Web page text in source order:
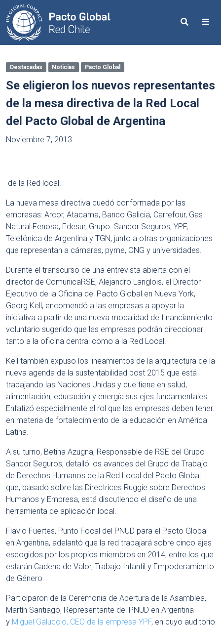
Search
Destacadas Noticias Pacto Global
Se eligieron los nuevos representantes
de la mesa directiva de la Red Local
del Pacto Global de Argentina
Noviembre 7, 2013
de la Red local.
La nueva mesa directiva quedó conformada por las
empresas: Arcor, Atacama, Banco Galicia, Carrefour, Gas
Natural Fenosa, Edesur, Grupo Sancor Seguros, YPF,
Telefónica de Argentina y TGN, junto a otras organizaciones
que representan a cámaras, pyme, ONG y universidades.
Durante el transcurso de una entrevista abierta con el
director de ComunicaRSE, Alejandro Langlois, el Director
Ejecutivo de la Oficina del Pacto Global en Nueva York,
Georg Kell, encomendó a las empresas a apoyar la
iniciativa a partir de una nueva modalidad de financiamiento
voluntario sugerido que las empresas podrán direccionar
tanto a la oficina central como a la Red Local.
Kell también expuso los lineamientos de la arquitectura de la
nueva agenda de la sustentabilidad post 2015 que está
trabajando las Naciones Unidas y que tiene en salud,
alimentación, educación y energía sus ejes fundamentales.
Enfatizó especialmente el rol que las empresas deben tener
en materia de fortalecimiento de la educación en América
Latina.
A su turno, Betina Azugna, Responsable de RSE del Grupo
Sancor Seguros, detalló los avances del Grupo de Trabajo
de Derechos Humanos de la Red Local del Pacto Global
que, basado sobre las Directrices Ruggie sobre Derechos
Humanos y Empresa, está discutiendo el diseño de una
herramienta de aplicación local.
Flavio Fuertes, Punto Focal del PNUD para el Pacto Global
en Argentina, adelantó que la red trabajará sobre cinco ejes
escogidos por los propios miembros en 2014, entre los que
estarán Cadena de Valor, Trabajo Infantil y Empoderamiento
de Género.
Participaron de la Ceremonia de Apertura de la Asamblea,
Martín Santiago, Representante del PNUD en Argentina
y Miguel Galuccio, CEO de la empresa YPF, en cuyo auditorio